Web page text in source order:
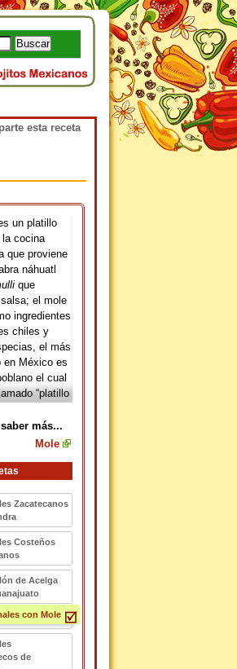
un platillo
cocina
que proviene
náhuatl
que
el mole
ingredientes
chiles y
el más
en México es
el cual
“platillo
en día es mas
de
de la manera
en donde los
se solían
metate,
algunos
se sigue la
el caso
regiones de
más...
Mole
Zacatecanos
Costeños
de Acelga
con Mole
de
esta receta